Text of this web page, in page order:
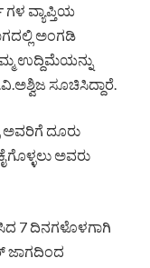
ವ್ಯಾಪ್ತಿಯ
ಅಂಗಡಿ
ಉದ್ದಿಮೆಯನ್ನು
ಸೂಚಿಸಿದ್ದಾರೆ.
ಅವರಿಗೆ ದೂರು
ಅವರು
7 ದಿನಗಳೊಳಗಾಗಿ
ಜಾಗದಿಂದ